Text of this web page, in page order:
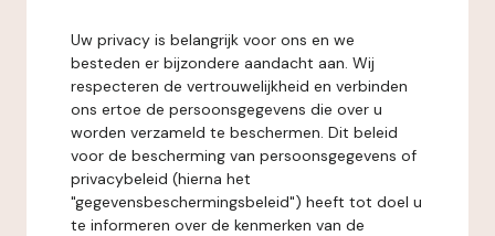
Uw privacy is belangrijk voor ons en we
besteden er bijzondere aandacht aan. Wij
respecteren de vertrouwelijkheid en verbinden
ons ertoe de persoonsgegevens die over u
worden verzameld te beschermen. Dit beleid
voor de bescherming van persoonsgegevens of
privacybeleid (hierna het
"gegevensbeschermingsbeleid") heeft tot doel u
te informeren over de kenmerken van de